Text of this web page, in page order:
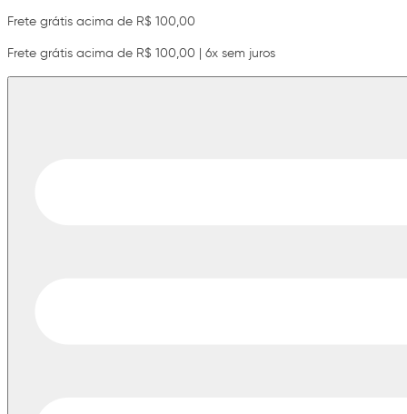
Frete grátis acima de R$ 100,00
Frete grátis acima de R$ 100,00 | 6x sem juros